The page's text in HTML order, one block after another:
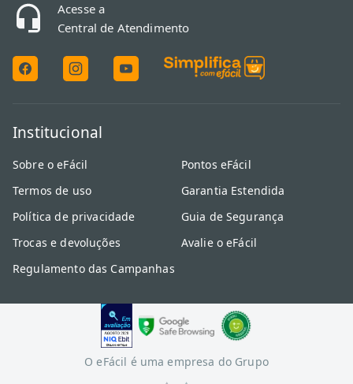
Acesse a
Central de Atendimento
Institucional
Sobre o eFácil
Termos de uso
Política de privacidade
Trocas e devoluções
Regulamento das Campanhas
Pontos eFácil
Garantia Estendida
Guia de Segurança
Avalie o eFácil
O eFácil é uma empresa do Grupo